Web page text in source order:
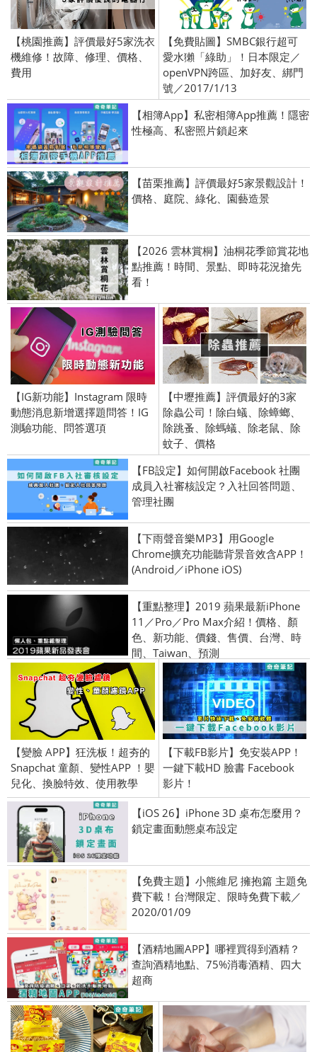
【桃園推薦】評價最好5家洗衣
機維修！故障、修理、價格、
費用
【免費貼圖】SMBC銀行超可
愛水獺「綠助」！日本限定／
openVPN跨區、加好友、綁門
號／2017/1/13
【相簿App】私密相簿App推薦！隱密
性極高、私密照片鎖起來
【苗栗推薦】評價最好5家景觀設計！
價格、庭院、綠化、園藝造景
【2026 雲林賞桐】油桐花季節賞花地
點推薦！時間、景點、即時花況搶先
看！
【IG新功能】Instagram 限時
動態消息新增選擇題問答！IG
測驗功能、問答選項
【中壢推薦】評價最好的3家
除蟲公司！除白蟻、除蟑螂、
除跳蚤、除螞蟻、除老鼠、除
蚊子、價格
【FB設定】如何開啟Facebook 社團
成員入社審核設定？入社回答問題、
管理社團
【下雨聲音樂MP3】用Google
Chrome擴充功能聽背景音效含APP！
(Android／iPhone iOS)
【重點整理】2019 蘋果最新iPhone
11／Pro／Pro Max介紹！價格、顏
色、新功能、價錢、售價、台灣、時
間、Taiwan、預測
【變臉 APP】狂洗板！超夯的
Snapchat 童顏、變性APP ！嬰
兒化、換臉特效、使用教學
【下載FB影片】免安裝APP！
一鍵下載HD 臉書 Facebook
影片！
【iOS 26】iPhone 3D 桌布怎麼用？
鎖定畫面動態桌布設定
【免費主題】小熊維尼 擁抱篇 主題免
費下載！台灣限定、限時免費下載／
2020/01/09
【酒精地圖APP】哪裡買得到酒精？
查詢酒精地點、75%消毒酒精、四大
超商